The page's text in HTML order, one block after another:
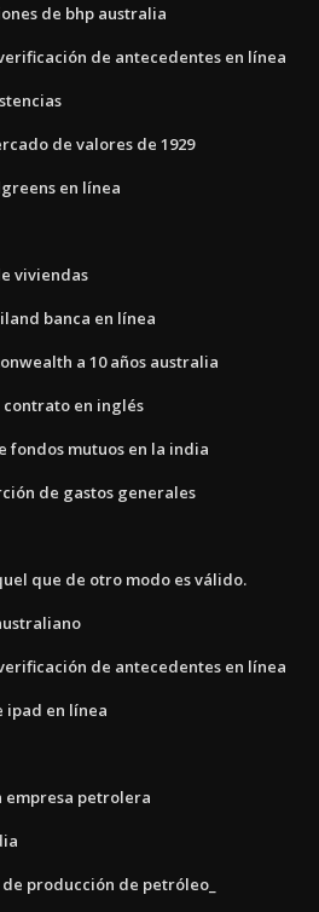
de bhp australia
de antecedentes en línea
de valores de 1929
en línea
viviendas
banca en línea
a 10 años australia
contrato en inglés
fondos mutuos en la india
de gastos generales
que de otro modo es válido.
de antecedentes en línea
ipad en línea
empresa petrolera
producción de petróleo_